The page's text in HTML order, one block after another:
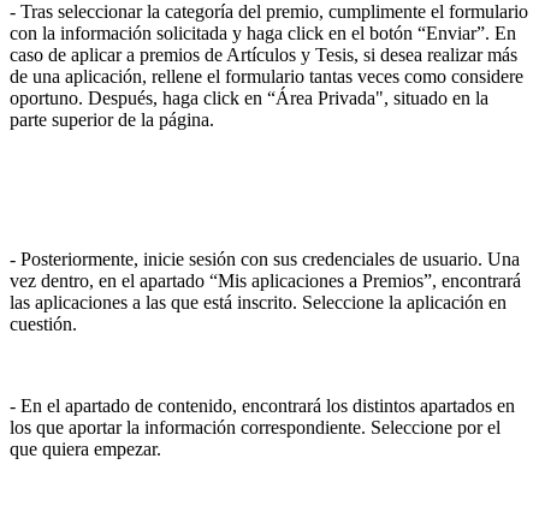
- Tras seleccionar la categoría del premio, cumplimente el formulario
con la información solicitada y haga click en el botón “Enviar”. En
caso de aplicar a premios de Artículos y Tesis, si desea realizar más
de una aplicación, rellene el formulario tantas veces como considere
oportuno. Después, haga click en “Área Privada", situado en la
parte superior de la página.
- Posteriormente, inicie sesión con sus credenciales de usuario. Una
vez dentro, en el apartado “Mis aplicaciones a Premios”, encontrará
las aplicaciones a las que está inscrito. Seleccione la aplicación en
cuestión.
- En el apartado de contenido, encontrará los distintos apartados en
los que aportar la información correspondiente. Seleccione por el
que quiera empezar.